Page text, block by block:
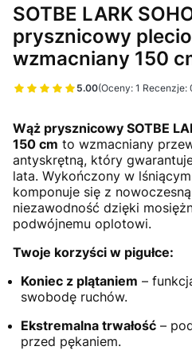
SOTBE LARK
prysznicowy
wzmacniany 150
5.00(Oceny: 1 Recenzje:
Przejdź do sekcji
Wąż prysznicowy SOTBE
150 cm to wzmacniany
antyskrętną, który
lata. Wykończony w
komponuje się z
niezawodność dzięki
podwójnemu oplotowi.
Twoje korzyści w pigułce:
Koniec z plątaniem –
swobodę ruchów.
Ekstremalna trwałość –
przed pękaniem.